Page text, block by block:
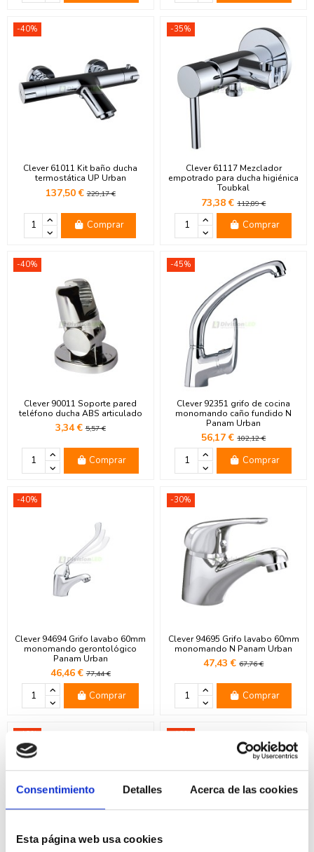
Consentimiento Detalles Acerca de las cookies
Esta página web usa cookies
-40%
Clever 61011 Kit baño ducha
termostática UP Urban
137,50 €229,17 €
Comprar
-35%
Clever 61117 Mezclador
empotrado para ducha higiénica
Toubkal
73,38 €112,89 €
Comprar
-40%
Clever 90011 Soporte pared
teléfono ducha ABS articulado
3,34 €5,57 €
Comprar
-45%
Clever 92351 grifo de cocina
monomando caño fundido N
Panam Urban
56,17 €102,12 €
Comprar
-40%
Clever 94694 Grifo lavabo 60mm
monomando gerontológico
Panam Urban
46,46 €77,44 €
Comprar
-30%
Clever 94695 Grifo lavabo 60mm
monomando N Panam Urban
47,43 €67,76 €
Comprar
-40% -40%